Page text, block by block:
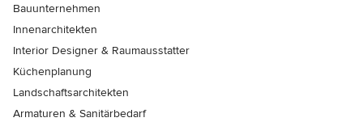
Bauunternehmen
Innenarchitekten
Interior Designer & Raumausstatter
Küchenplanung
Landschaftsarchitekten
Armaturen & Sanitärbedarf